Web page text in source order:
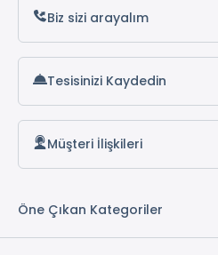
Merkezi Klima *
1 Adet Banyo
Kitap & Dergi Köşesi
Concierge Hizmeti
* ile işaretli özellikler ücretlidir.
Biz sizi arayalım
Tesisinizi Kaydedin
Müşteri İlişkileri
Öne Çıkan Kategoriler